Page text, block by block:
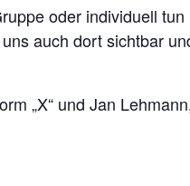
oder individuell tun
auch dort sichtbar
„X“ und Jan